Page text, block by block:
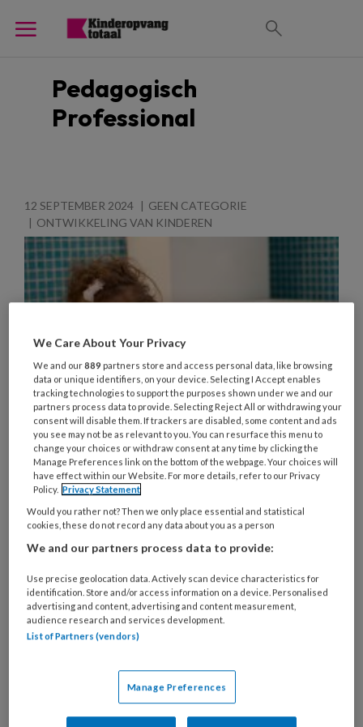
Pedagogisch
Professional
12 SEPTEMBER 2024
GEEN CATEGORIE
ONTWIKKELING VAN KINDEREN
Kinderen met poepangst: ‘Zet er
niet te veel druk achter’
Poepen op de wc. Voor de meeste mensen de
normaalste zaak van de wereld, maar voor
sommige kinderen kan dit een grote gebeurtenis
zijn. Ze zijn bang om los te laten of poepen liever
nog in hun luier. Oudere kinderen houden hun
ontlasting liever op tot ze thuis zijn, omdat ze
vinden. Hoe kunnen pedagogisch professionals
hier het beste mee omgaan?
We Care About Your Privacy
We and our889 partners store and access personal data, like browsing
data or unique identifiers, on your device. Selecting I Accept enables
tracking technologies to support the purposes shown under we and our
partners process data to provide. Selecting Reject All or withdrawing your
consent will disable them. If trackers are disabled, some content and ads
you see may not be as relevant to you. You can resurface this menu to
change your choices or withdraw consent at any time by clicking the
Manage Preferences link on the bottom of the webpage. Your choices will
have effect within our Website. For more details, refer to our Privacy
Policy. Privacy Statement
Would you rather not? Then we only place essential and statistical
cookies, these do not record any data about you as a person
We and our partners process data to provide:
Use precise geolocation data. Actively scan device characteristics for
identification. Store and/or access information on a device. Personalised
advertising and content, advertising and content measurement,
audience research and services development.
List of Partners (vendors)
Manage Preferences